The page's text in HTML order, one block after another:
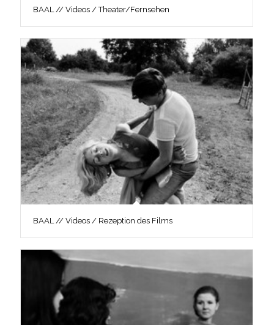
BAAL // Videos / Theater/Fernsehen
BAAL // Videos / Rezeption des Films